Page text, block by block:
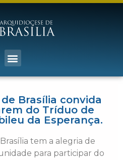
Brasília convida
do Tríduo de
da Esperança.
tem a alegria de
para participar do